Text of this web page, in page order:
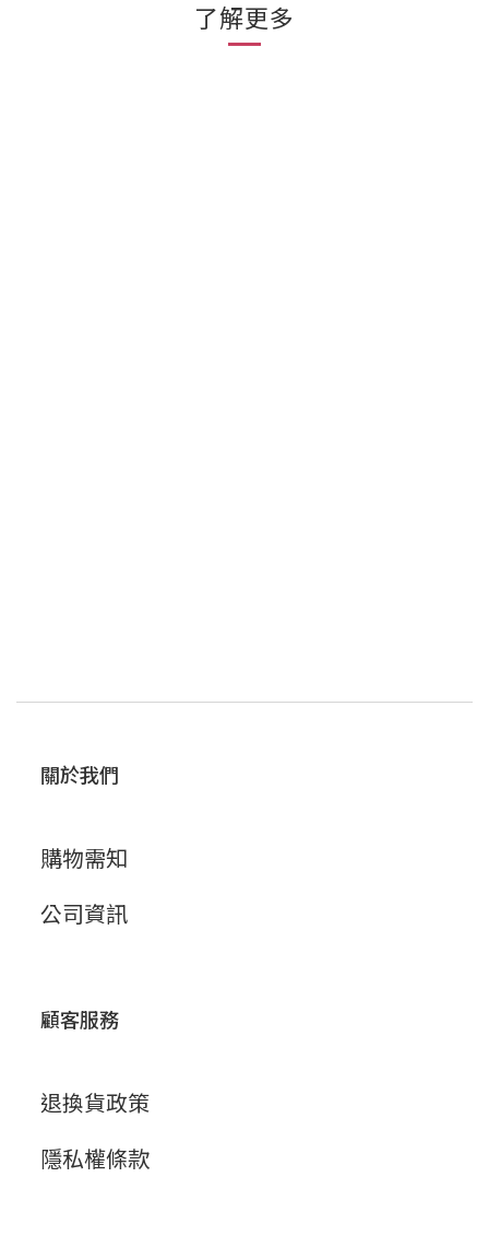
了解更多
關於我們
購物需知
公司資訊
顧客服務
退換貨政策
隱私權條款